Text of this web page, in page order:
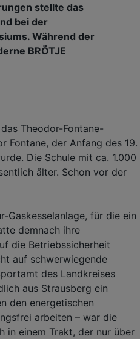
stellte das
bei der
Während der
BRÖTJE
Theodor-Fontane-
Fontane, der Anfang des 19.
Die Schule mit ca. 1.000
älter. Schon vor der
Gaskesselanlage, für die ein
demnach ihre
die Betriebssicherheit
auf schwerwiegende
des Landkreises
aus Strausberg ein
den energetischen
arbeiten – war die
in einem Trakt, der nur über